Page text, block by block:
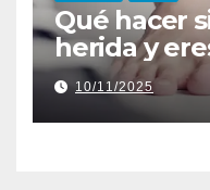
Qué hacer
herida y
10/11/2025